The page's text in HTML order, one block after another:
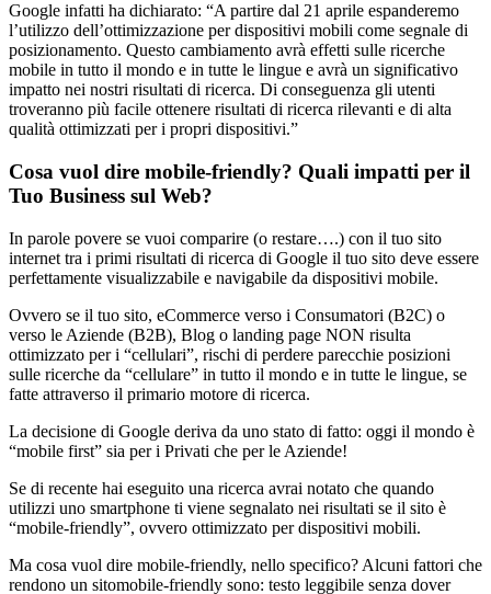
Google infatti ha dichiarato: “A partire dal 21 aprile espanderemo
l’utilizzo dell’ottimizzazione per dispositivi mobili come segnale di
posizionamento. Questo cambiamento avrà effetti sulle ricerche
mobile in tutto il mondo e in tutte le lingue e avrà un significativo
impatto nei nostri risultati di ricerca. Di conseguenza gli utenti
troveranno più facile ottenere risultati di ricerca rilevanti e di alta
qualità ottimizzati per i propri dispositivi.”
Cosa vuol dire mobile-friendly? Quali impatti per il
Tuo Business sul Web?
In parole povere se vuoi comparire (o restare….) con il tuo sito
internet tra i primi risultati di ricerca di Google il tuo sito deve essere
perfettamente visualizzabile e navigabile da dispositivi mobile.
Ovvero se il tuo sito, eCommerce verso i Consumatori (B2C) o
verso le Aziende (B2B), Blog o landing page NON risulta
ottimizzato per i “cellulari”, rischi di perdere parecchie posizioni
sulle ricerche da “cellulare” in tutto il mondo e in tutte le lingue, se
fatte attraverso il primario motore di ricerca.
La decisione di Google deriva da uno stato di fatto: oggi il mondo è
“mobile first” sia per i Privati che per le Aziende!
Se di recente hai eseguito una ricerca avrai notato che quando
utilizzi uno smartphone ti viene segnalato nei risultati se il sito è
“mobile-friendly”, ovvero ottimizzato per dispositivi mobili.
Ma cosa vuol dire mobile-friendly, nello specifico? Alcuni fattori che
rendono un sitomobile-friendly sono: testo leggibile senza dover